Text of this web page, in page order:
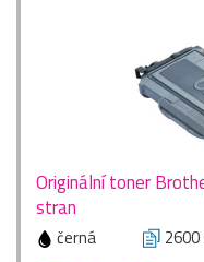
Originální toner
stran
černá